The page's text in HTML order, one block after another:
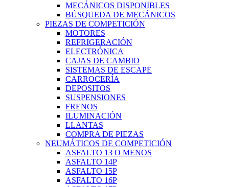
MECÁNICOS DISPONIBLES
BÚSQUEDA DE MECÁNICOS
PIEZAS DE COMPETICIÓN
MOTORES
REFRIGERACIÓN
ELECTRÓNICA
CAJAS DE CAMBIO
SISTEMAS DE ESCAPE
CARROCERÍA
DEPOSITOS
SUSPENSIONES
FRENOS
ILUMINACIÓN
LLANTAS
COMPRA DE PIEZAS
NEUMÁTICOS DE COMPETICIÓN
ASFALTO 13 O MENOS
ASFALTO 14P
ASFALTO 15P
ASFALTO 16P